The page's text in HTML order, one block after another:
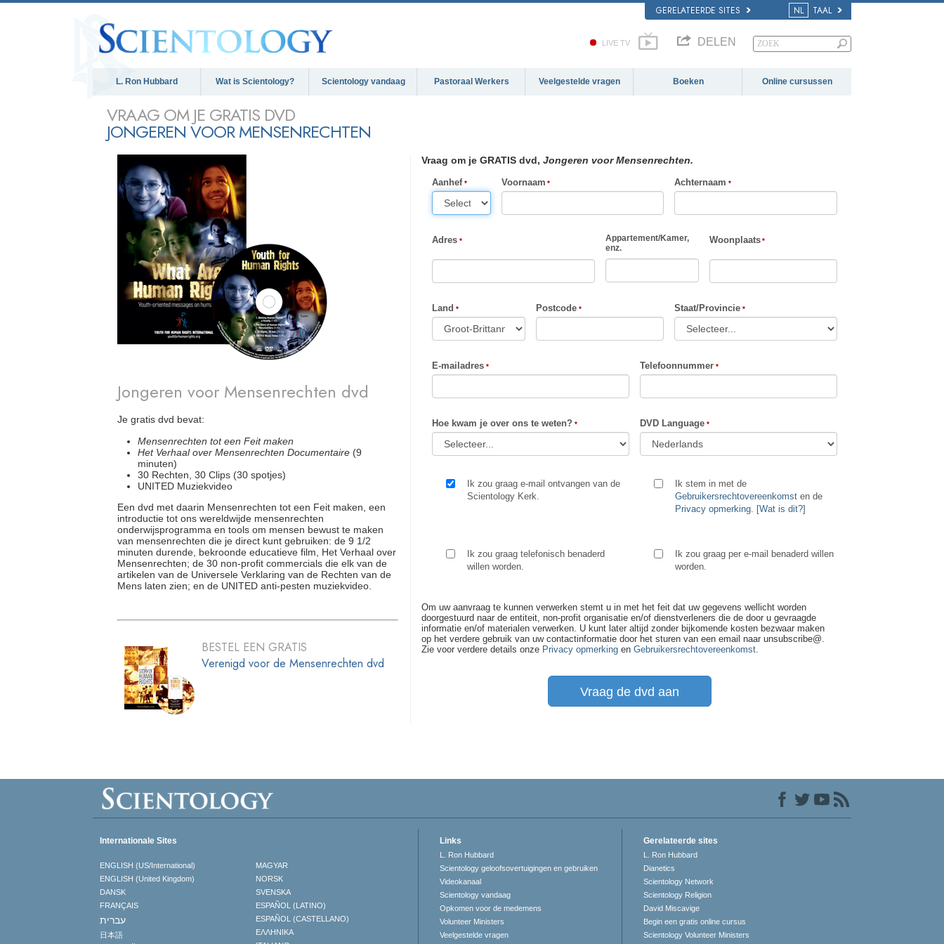
GERELATEERDE SITES NL TAAL
DELEN
LIVE TV
L. Ron Hubbard Wat is Scientology? Scientology vandaag Pastoraal Werkers Veelgestelde vragen Boeken Online cursussen
VRAAG OM JE GRATIS DVD
JONGEREN VOOR MENSENRECHTEN
Jongeren voor Mensenrechten dvd
Je gratis dvd bevat:
Mensenrechten tot een Feit maken
Het Verhaal over Mensenrechten Documentaire (9
minuten)
30 Rechten, 30 Clips (30 spotjes)
UNITED Muziekvideo
Een dvd met daarin Mensenrechten tot een Feit maken, een
introductie tot ons wereldwijde mensenrechten
onderwijsprogramma en tools om mensen bewust te maken
van mensenrechten die je direct kunt gebruiken: de 9 1/2
minuten durende, bekroonde educatieve film, Het Verhaal over
Mensenrechten; de 30 non-profit commercials die elk van de
artikelen van de Universele Verklaring van de Rechten van de
Mens laten zien; en de UNITED anti-pesten muziekvideo.
BESTEL EEN GRATIS
Verenigd voor de Mensenrechten dvd
Vraag om je GRATIS dvd,Jongeren voor Mensenrechten.
Aanhef Voornaam Achternaam
Adres Appartement/Kamer,
enz.
Woonplaats
Land Postcode Staat/Provincie
E-mailadres Telefoonnummer
Hoe kwam je over ons te weten? DVD Language
Ik zou graag e-mail ontvangen van de
Scientology Kerk.
Ik stem in met de
Gebruikersrechtovereenkomst en de
Privacy opmerking. [Wat is dit?]
Ik zou graag telefonisch benaderd
willen worden.
Ik zou graag per e-mail benaderd willen
worden.
Om uw aanvraag te kunnen verwerken stemt u in met het feit dat uw gegevens wellicht worden
doorgestuurd naar de entiteit, non-profit organisatie en/of dienstverleners die de door u gevraagde
informatie en/of materialen verwerken. U kunt later altijd zonder bijkomende kosten bezwaar maken
op het verdere gebruik van uw contactinformatie door het sturen van een email naar unsubscribe@.
Zie voor verdere details onze Privacy opmerking enGebruikersrechtovereenkomst.
Vraag de dvd aan
Internationale Sites
ENGLISH (US/International)
ENGLISH (United Kingdom)
DANSK
FRANÇAIS
עברית
日本語
MAGYAR
NORSK
SVENSKA
ESPAÑOL (LATINO)
ESPAÑOL (CASTELLANO)
ΕΛΛΗΝΙΚA
Links
L. Ron Hubbard
Scientology geloofsovertuigingen en gebruiken
Videokanaal
Scientology vandaag
Opkomen voor de medemens
Volunteer Ministers
Veelgestelde vragen
Gerelateerde sites
L. Ron Hubbard
Dianetics
Scientology Network
Scientology Religion
David Miscavige
Begin een gratis online cursus
Scientology Volunteer Ministers